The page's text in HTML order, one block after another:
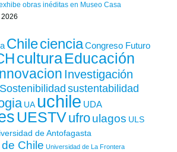
obras inéditas en Museo Casa
Chileciencia Congreso Futuro
culturaEducación
Investigación
Sostenibilidad sustentabilidad
UA uchile UDA
UESTVufroulagos ULS
de Antofagasta
Chile Universidad de La Frontera